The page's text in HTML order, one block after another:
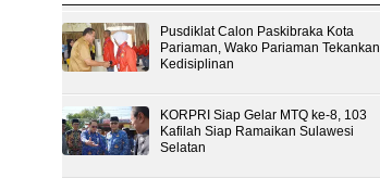
Pusdiklat Calon Paskibraka Kota
Pariaman, Wako Pariaman Tekankan
Kedisiplinan
KORPRI Siap Gelar MTQ ke-8, 103
Kafilah Siap Ramaikan Sulawesi
Selatan